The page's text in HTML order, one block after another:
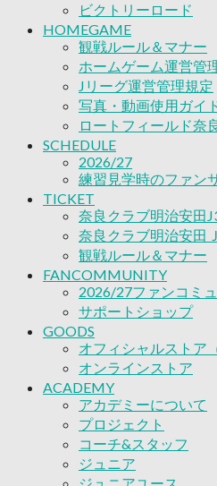
サポートショップ
GOODS
オフィシャルストア
オンラインストア
ACADEMY
アカデミーについて
プロジェクト
コーチ&スタッフ
ジュニア
ジュニアユース
ユース
練習拠点（ナラディ
SCHOOL
CLUB
2026/27 パートナー
パートナー募集
クラブ理念
クラブ情報
サステナビリティ
Web制作支援
応援プロジェクト
ビクトリーロード
HOMEGAME
観戦ルール＆マナー
ホームゲーム運営管
Jリーグ運営管理規定
写真・動画使用ガイ
ロートフィールド奈
SCHEDULE
2026/27
練習見学時のファン
TICKET
奈良クラブ明治安田
奈良クラブ明治安田
観戦ルール＆マナー
FANCOMMUNITY
2026/27ファンコミ
サポートショップ
GOODS
オフィシャルストア
オンラインストア
ACADEMY
アカデミーについて
プロジェクト
コーチ&スタッフ
ジュニア
ジュニアユース